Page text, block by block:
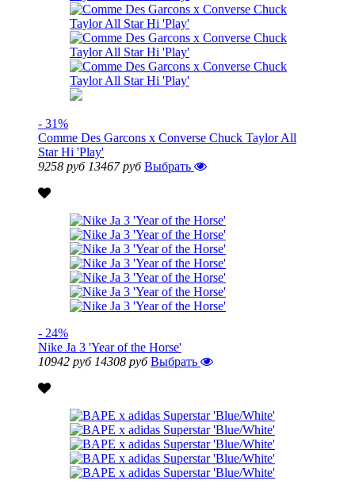
- 31%
Comme Des Garcons x Converse Chuck Taylor All
Star Hi 'Play'
9258 руб 13467 руб Выбрать
- 24%
Nike Ja 3 'Year of the Horse'
10942 руб 14308 руб Выбрать